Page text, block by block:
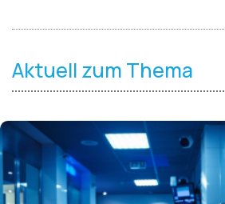
Aktuell zum Thema